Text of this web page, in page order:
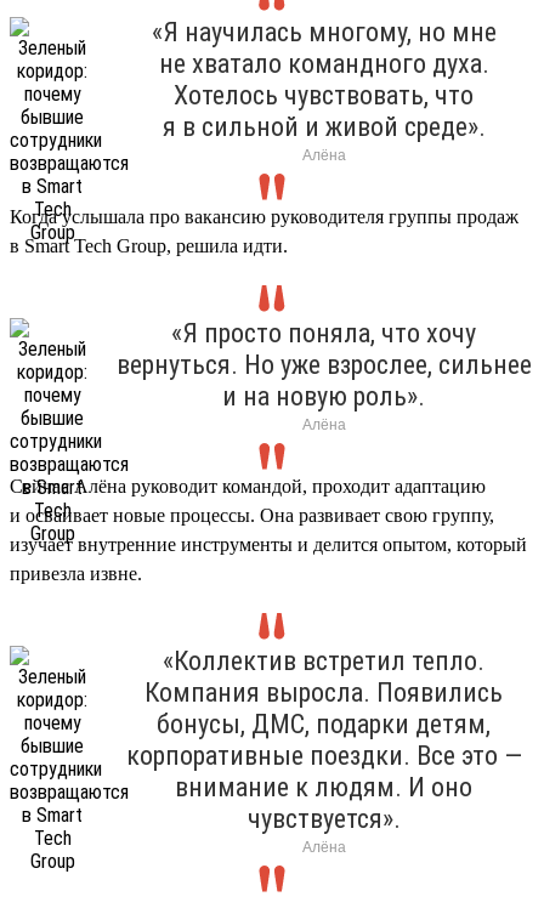
«Я научилась многому, но мне
не хватало командного духа.
Хотелось чувствовать, что
я в сильной и живой среде».
Алёна
Когда услышала про вакансию руководителя группы продаж
в Smart Tech Group, решила идти.
«Я просто поняла, что хочу
вернуться. Но уже взрослее, сильнее
и на новую роль».
Алёна
Сейчас Алёна руководит командой, проходит адаптацию
и осваивает новые процессы. Она развивает свою группу,
изучает внутренние инструменты и делится опытом, который
привезла извне.
«Коллектив встретил тепло.
Компания выросла. Появились
бонусы, ДМС, подарки детям,
корпоративные поездки. Все это —
внимание к людям. И оно
чувствуется».
Алёна